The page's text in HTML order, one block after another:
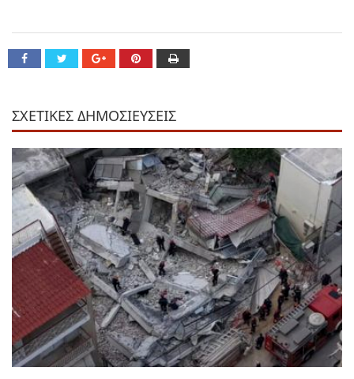
ΣΧΕΤΙΚΕΣ ΔΗΜΟΣΙΕΥΣΕΙΣ